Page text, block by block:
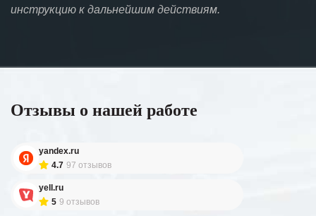
инструкцию к дальнейшим действиям.
Отзывы о нашей работе
yandex.ru
4.7 97 отзывов
yell.ru
5 9 отзывов